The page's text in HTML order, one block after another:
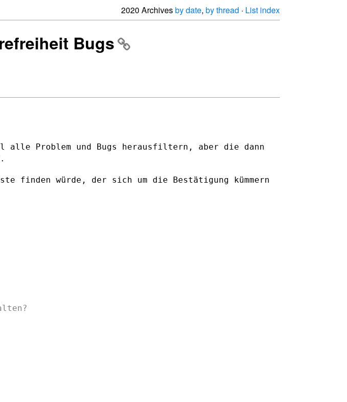
2020 Archivesby date, by thread · List index
Bugs
alle Problem und Bugs herausfiltern, aber die dann
finden würde, der sich um die Bestätigung kümmern